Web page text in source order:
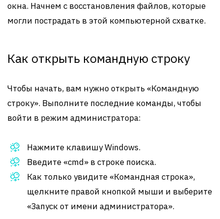
окна. Начнем с восстановления файлов, которые
могли пострадать в этой компьютерной схватке.
Как открыть командную строку
Чтобы начать, вам нужно открыть «Командную
строку». Выполните последние команды, чтобы
войти в режим администратора:
Нажмите клавишу Windows.
Введите «cmd» в строке поиска.
Как только увидите «Командная строка»,
щелкните правой кнопкой мыши и выберите
«Запуск от имени администратора».